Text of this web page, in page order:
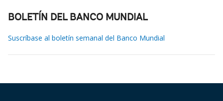
BOLETÍN DEL BANCO MUNDIAL
Suscríbase al boletín semanal del Banco Mundial